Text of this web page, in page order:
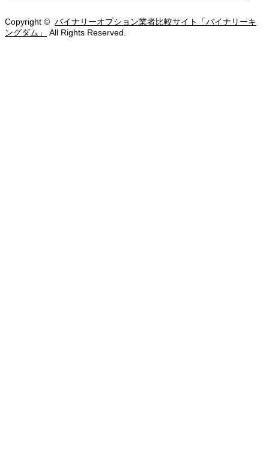
Copyright © バイナリーオプション業者比較サイト「バイナリーキ
ングダム」
All Rights Reserved.